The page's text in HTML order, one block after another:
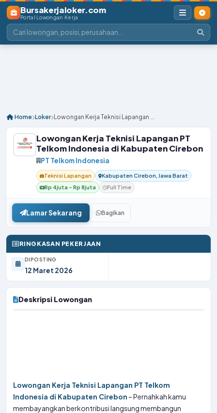
Bursakerjaloker.com
Portal Lowongan Kerja
Home Loker Lowongan Kerja Teknisi Lapangan ...
Lowongan Kerja Teknisi Lapangan PT
Telkom Indonesia di Kabupaten Cirebon
PT Telkom Indonesia
Teknisi Lapangan
Kabupaten Cirebon, Jawa Barat
Rp 4juta – Rp 8juta
Full Time
Lamar Sekarang Bagikan
RINGKASAN PEKERJAAN
DIPOSTING
12 Maret 2026
Deskripsi Lowongan
Lowongan Kerja Teknisi Lapangan PT Telkom
Indonesia di Kabupaten Cirebon – Pernahkah kamu
membayangkan berkontribusi langsung membangun